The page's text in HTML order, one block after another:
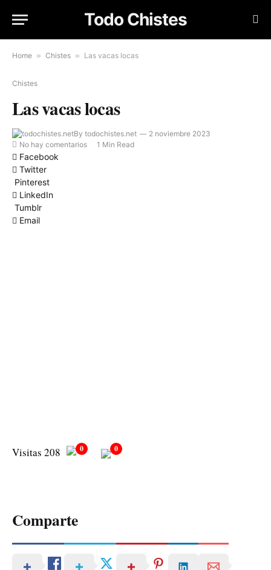
Todo Chistes
Home » Chistes » Las vacas locas
Chistes
Las vacas locas
By todochistes.net
2 noviembre 2023
No hay comentarios
1 Min Read
Facebook
Twitter
Pinterest
LinkedIn
Tumblr
Email
Visitas 208 0 0
Comparte